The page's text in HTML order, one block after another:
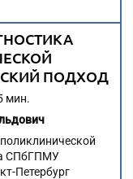
ПОДХОД
мин.
СПбГПМУ
Петербург